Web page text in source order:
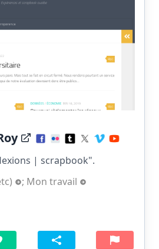
| scrapbook".
; Mon travail